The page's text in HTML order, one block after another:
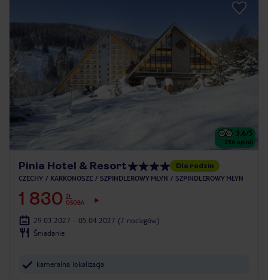
3.6/5
256 opinii
Pinia Hotel & Resort Dla rodzin
CZECHY KARKONOSZE SZPINDLEROWY MŁYN SZPINDLEROWY MŁYN
1 830 ZŁ
OSOBA
29.03.2027 - 05.04.2027 (7 noclegów)
Śniadanie
kameralna lokalizacja